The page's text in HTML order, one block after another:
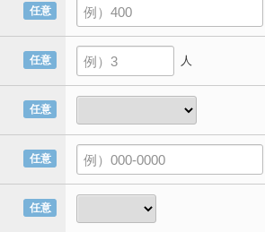
任意
任意 人
任意
任意
任意